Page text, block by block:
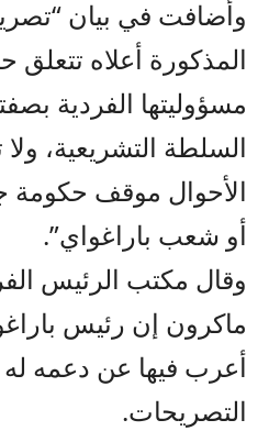
وأضافت في بيان
المذكورة أعلاه
مسؤوليتها الفردية
السلطة التشريعية،
الأحوال موقف حكومة
أو شعب باراغواي”.
وقال مكتب الرئيس
ماكرون إن رئيس
أعرب فيها عن دعمه له
التصريحات.